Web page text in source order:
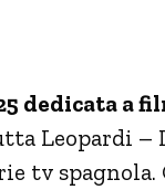
dedicata a
Leopardi
tv